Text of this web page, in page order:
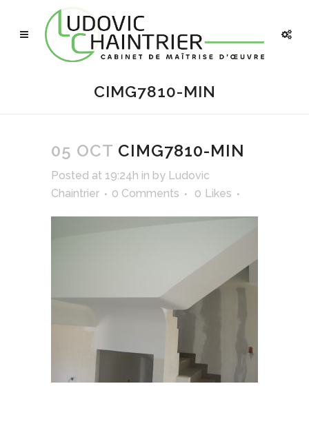
CIMG7810-MIN
05 OCT CIMG7810-MIN
Posted at 19:24h in by Ludovic
Chaintrier
0 Comments 0 Likes